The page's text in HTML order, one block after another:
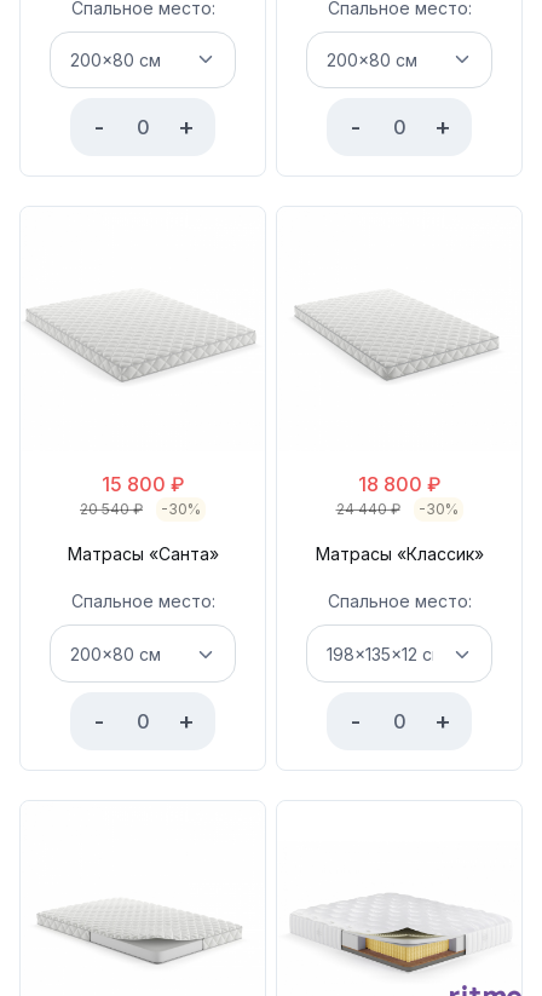
Спальное место:
- +
Спальное место:
- +
15 800 ₽
20 540₽ -30%
Матрасы «Санта»
Спальное место:
- +
18 800 ₽
24 440₽ -30%
Матрасы «Классик»
Спальное место:
- +